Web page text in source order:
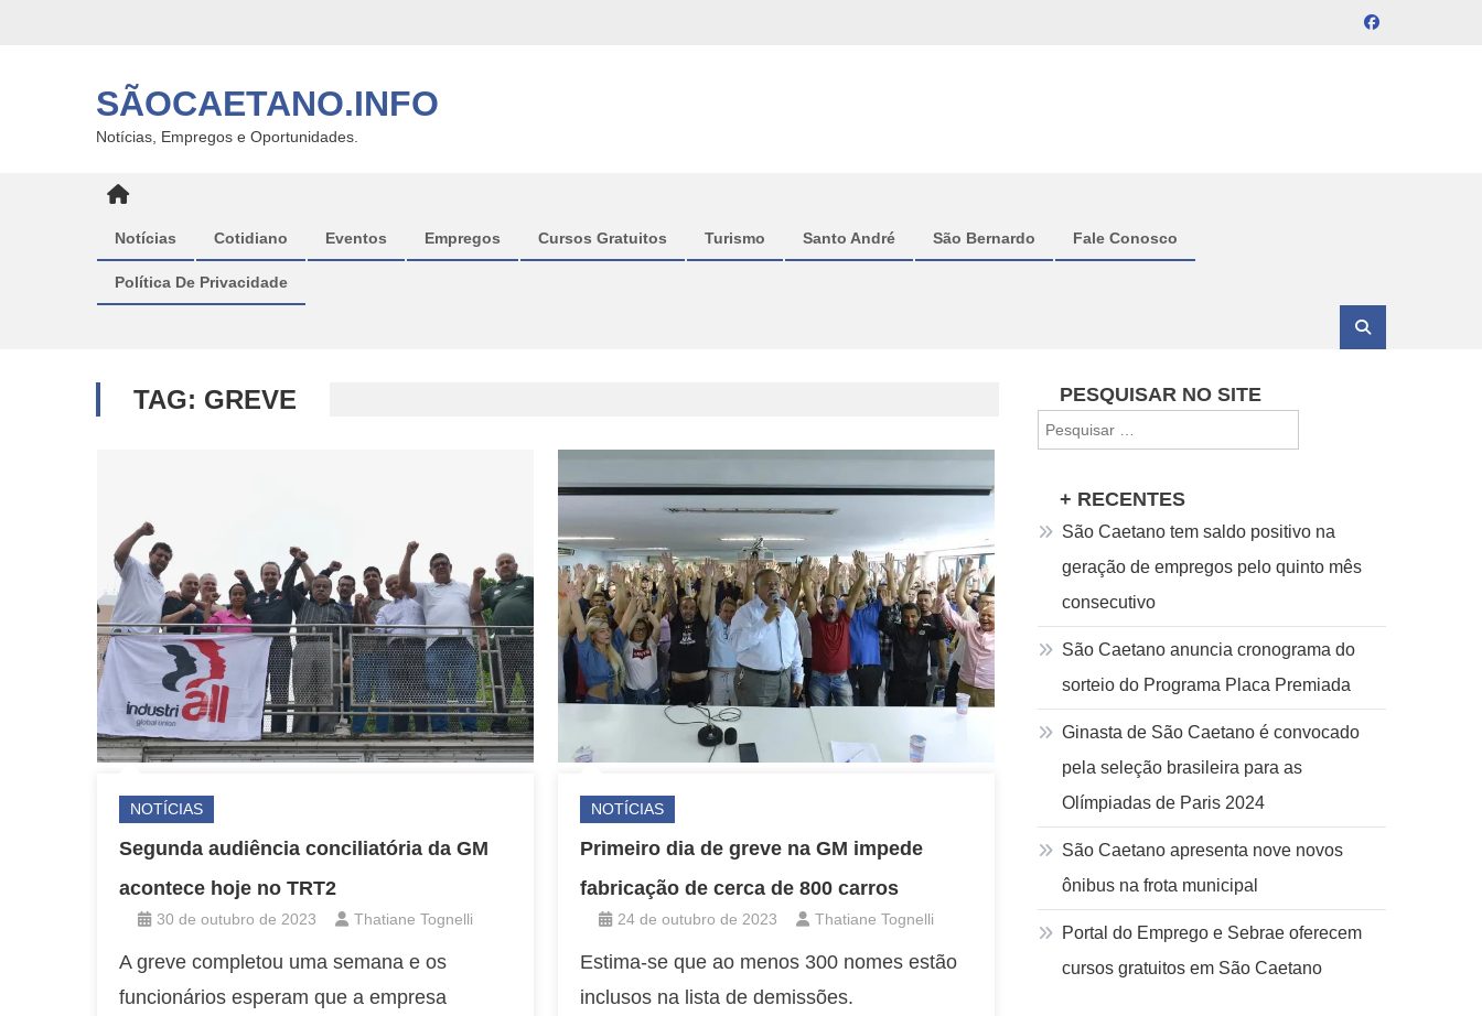
SÃOCAETANO.INFO
Notícias, Empregos e Oportunidades.
Notícias Cotidiano Eventos Empregos Cursos Gratuitos Turismo Santo André São Bernardo Fale Conosco
Política De Privacidade
TAG: GREVE
NOTÍCIAS
Segunda audiência conciliatória da GM
acontece hoje no TRT2
30 de outubro de 2023 Thatiane Tognelli
A greve completou uma semana e os
funcionários esperam que a empresa
NOTÍCIAS
Primeiro dia de greve na GM impede
fabricação de cerca de 800 carros
24 de outubro de 2023 Thatiane Tognelli
Estima-se que ao menos 300 nomes estão
inclusos na lista de demissões.
PESQUISAR NO SITE
por:
+ RECENTES
São Caetano tem saldo positivo na
geração de empregos pelo quinto mês
consecutivo
São Caetano anuncia cronograma do
sorteio do Programa Placa Premiada
Ginasta de São Caetano é convocado
pela seleção brasileira para as
Olímpiadas de Paris 2024
São Caetano apresenta nove novos
ônibus na frota municipal
Portal do Emprego e Sebrae oferecem
cursos gratuitos em São Caetano